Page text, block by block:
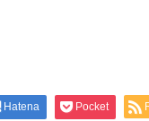
Hatena Pocket